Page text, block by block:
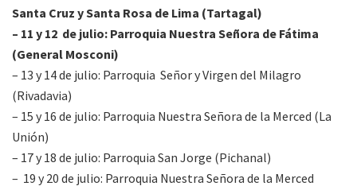
Santa Cruz y Santa Rosa de Lima (Tartagal)
– 11 y 12 de julio: Parroquia Nuestra Señora de Fátima
(General Mosconi)
– 13 y 14 de julio: Parroquia Señor y Virgen del Milagro
(Rivadavia)
– 15 y 16 de julio: Parroquia Nuestra Señora de la Merced (La
Unión)
– 17 y 18 de julio: Parroquia San Jorge (Pichanal)
– 19 y 20 de julio: Parroquia Nuestra Señora de la Merced